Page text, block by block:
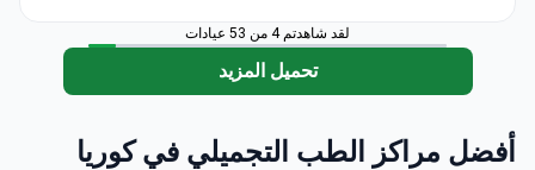
لقد شاهدتم 4 من 53 عيادات
تحميل المزيد
أفضل مراكز الطب التجميلي في كوريا